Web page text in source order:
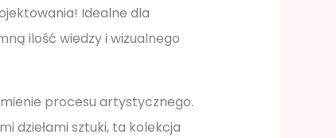
Idealne dla
ilość wiedzy i wizualnego
procesu artystycznego.
dziełami sztuki, ta kolekcja